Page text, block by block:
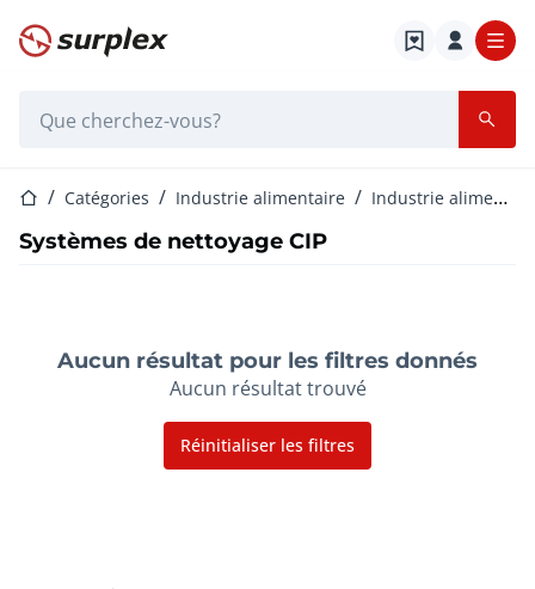
Page d'accueil
Page d'accueil
Catégories Industrie alimentaire Industrie alimentaire d'équipement de nettoyage
Systèmes de nettoyage CIP
Aucun résultat pour les filtres donnés
Aucun résultat trouvé
Réinitialiser les filtres